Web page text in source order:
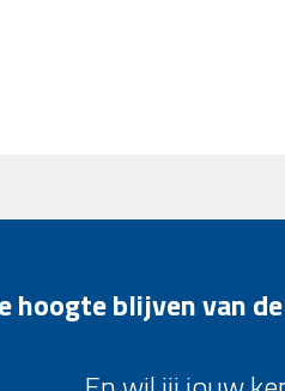
hoogte blijven van